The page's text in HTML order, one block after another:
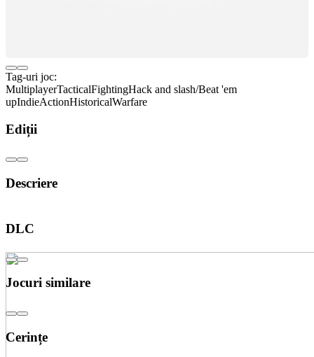
Tag-uri joc:
MultiplayerTacticalFightingHack and slash/Beat 'em
upIndieActionHistoricalWarfare
Ediții
Descriere
DLC
Jocuri similare
Cerințe